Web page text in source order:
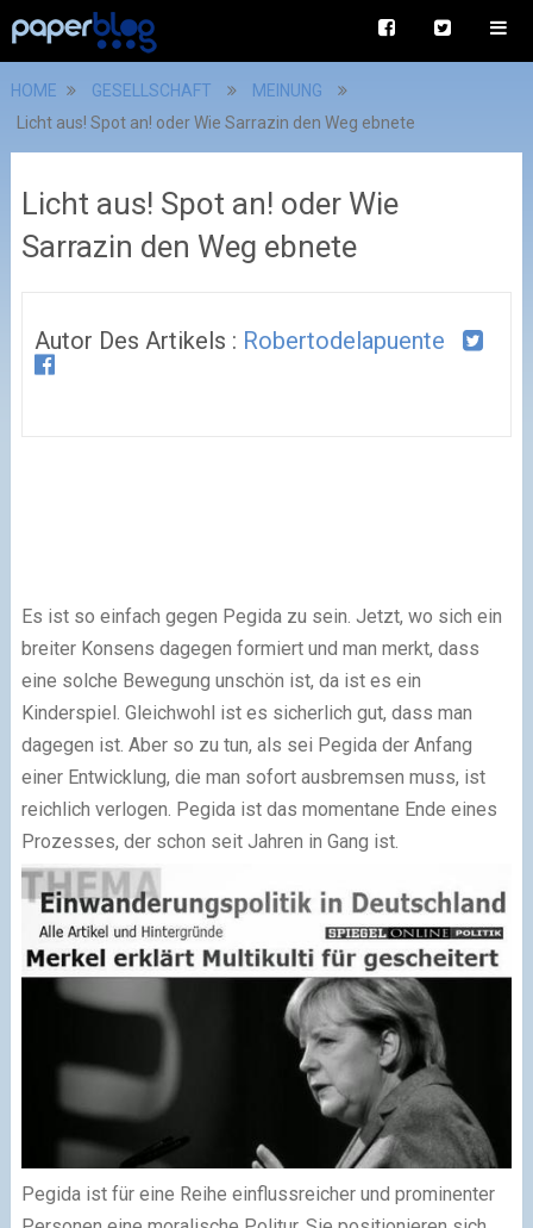
HOME GESELLSCHAFT
MEINUNG
Licht aus! Spot an! oder Wie Sarrazin den Weg ebnete
Licht aus! Spot an! oder Wie
Sarrazin den Weg ebnete
Autor Des Artikels : Robertodelapuente
Es ist so einfach gegen Pegida zu sein. Jetzt, wo sich ein
breiter Konsens dagegen formiert und man merkt, dass
eine solche Bewegung unschön ist, da ist es ein
Kinderspiel. Gleichwohl ist es sicherlich gut, dass man
dagegen ist. Aber so zu tun, als sei Pegida der Anfang
einer Entwicklung, die man sofort ausbremsen muss, ist
reichlich verlogen. Pegida ist das momentane Ende eines
Prozesses, der schon seit Jahren in Gang ist.
Pegida ist für eine Reihe einflussreicher und prominenter